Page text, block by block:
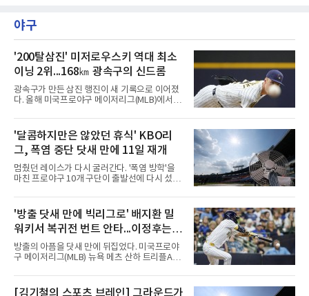
하고 있다.
야구
'200탈삼진' 미저로우스키 역대 최소
이닝 2위...168㎞ 광속구의 신드롬
광속구가 만든 삼진 행진이 새 기록으로 이어졌
다. 올해 미국프로야구 메이저리그(MLB)에서 시
완 제이컵 미저로우스키(밀워키 브루어스)가 역
대 최소 이닝 시즌 200탈삼진 2위 기록을 세웠
다.미저로우스키는 10일(한국시간) 미국 위스콘
신주 밀워키 아메리칸패밀리필드에서 열린 미네
소타 트윈스전에 선발로 나서 6이닝 9탈삼진 3
실점을 기록했다. 3회 첫 타자 앨런 로든을 헛스
윙 삼진으로 처리하며 시즌 200번째 삼진을 잡
닝 신기록을 세웠다. MLB닷컴이 엘리어스 스포
츠뷰로 자료를 인용해 소개한 바에
'달콤하지만은 않았던 휴식' KBO리
그, 폭염 중단 닷새 만에 11일 재개
멈췄던 레이스가 다시 굴러간다. '폭염 방학'을
마친 프로야구 10개 구단이 출발선에 다시 섰다.
SOL KBO리그는 11일 전국 5개 구장 경기를 시
작으로 일정을 이어간다. 국제종합대회 대표 파
견을 제외하면 정규리그가 다른 사유로 멈춘 것
은 코로나19 집단 감염을 겪은 2021년 7월 이후
5년 만이자 역대 두 번째다. KBO 사무국은 더위
가 최고조에 이른 5∼9일 25경기를 전면 취소하
고 9월 이후 일정을 다시 편성해 치르기로 했다.
시면 경기 시간은 예전으로 돌아갈 수 있다.선수
'방출 닷새 만에 빅리그로' 배지환 밀
워키서 복귀전 번트 안타...이정후는
타율 2할대로
방출의 아픔을 닷새 만에 뒤집었다. 미국프로야
구 메이저리그(MLB) 뉴욕 메츠 산하 트리플A에
스 이적과 동시에 빅리그에 복귀했다.배지환은
10일(한국시간) 미국 위스콘신주 밀워키 아메리